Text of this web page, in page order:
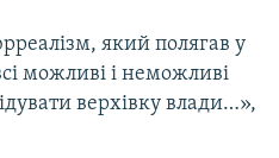
який полягав у
можливі і неможливі
верхівку влади…»,